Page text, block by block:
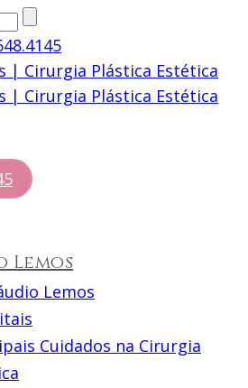
Lemos
Lemos
Cuidados na Cirurgia